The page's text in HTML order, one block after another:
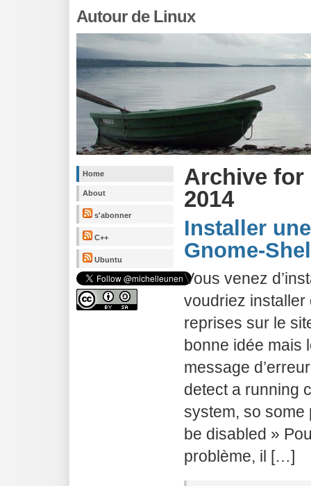
Autour de Linux
Home
About
s'abonner
C++
Ubuntu
Archive for
2014
Installer
Gnome-
Vous venez
voudriez
reprises sur le
bonne idée mais
message
detect a running
system, so some
be disabled »
problème, il […]